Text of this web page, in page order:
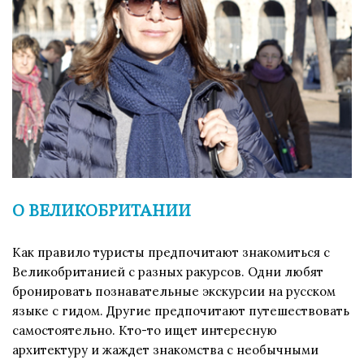
О ВЕЛИКОБРИТАНИИ
Как правило туристы предпочитают знакомиться с
Великобританией с разных ракурсов. Одни любят
бронировать познавательные экскурсии на русском
языке с гидом. Другие предпочитают путешествовать
самостоятельно. Кто-то ищет интересную
архитектуру и жаждет знакомства с необычными